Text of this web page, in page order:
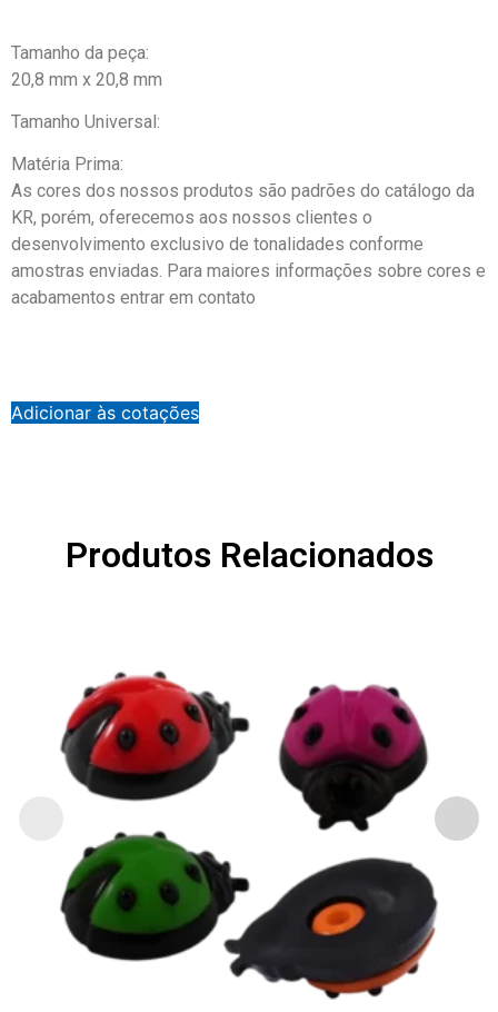
Tamanho da peça:
20,8 mm x 20,8 mm
Tamanho Universal:
Matéria Prima:
As cores dos nossos produtos são padrões do catálogo da
KR, porém, oferecemos aos nossos clientes o
desenvolvimento exclusivo de tonalidades conforme
amostras enviadas. Para maiores informações sobre cores e
acabamentos entrar em contato
Adicionar às cotações
Produtos Relacionados